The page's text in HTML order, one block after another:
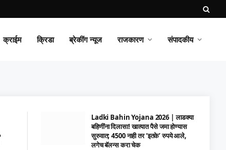
क्राईम क्रिडा ब्रेकींग न्यूज राजकारण संपादकीय
Ladki Bahin Yojana 2026 | लाडक्या
बहिणींना दिलासा! खात्यात पैसे जमा होण्यास
सुरुवात; 4500 नाही तर ‘इतके’ रुपये आले,
लगेच बॅलन्स करा चेक